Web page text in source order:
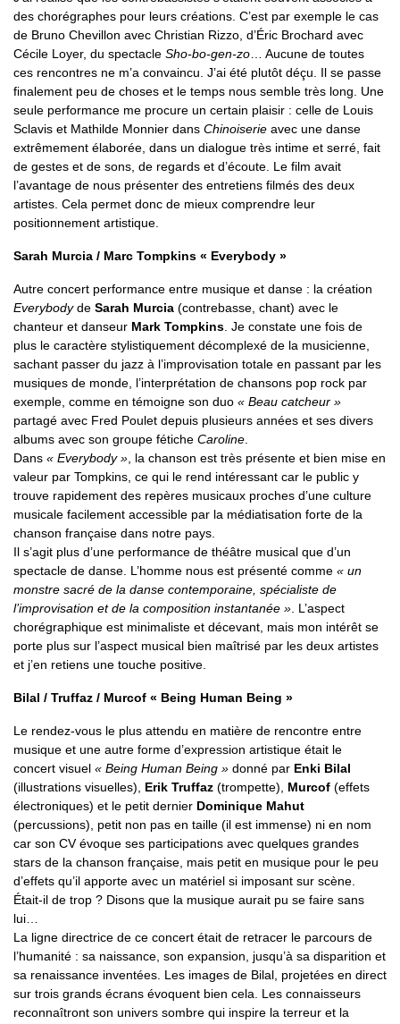
des chorégraphes pour leurs créations. C’est par exemple le cas
de Bruno Chevillon avec Christian Rizzo, d’Éric Brochard avec
Cécile Loyer, du spectacle Sho-bo-gen-zo … Aucune de toutes
ces rencontres ne m’a convaincu. J’ai été plutôt déçu. Il se passe
finalement peu de choses et le temps nous semble très long. Une
seule performance me procure un certain plaisir : celle de Louis
Sclavis et Mathilde Monnier dans Chinoiserie avec une danse
extrêmement élaborée, dans un dialogue très intime et serré, fait
de gestes et de sons, de regards et d’écoute. Le film avait
l’avantage de nous présenter des entretiens filmés des deux
artistes. Cela permet donc de mieux comprendre leur
positionnement artistique.
Sarah Murcia / Marc Tompkins « Everybody »
Autre concert performance entre musique et danse : la création
Everybodyde Sarah Murcia (contrebasse, chant) avec le
chanteur et danseur Mark Tompkins . Je constate une fois de
plus le caractère stylistiquement décomplexé de la musicienne,
sachant passer du jazz à l’improvisation totale en passant par les
musiques de monde, l’interprétation de chansons pop rock par
exemple, comme en témoigne son duo « Beau catcheur »
partagé avec Fred Poulet depuis plusieurs années et ses divers
albums avec son groupe fétiche Caroline
Dans « Everybody » , la chanson est très présente et bien mise en
valeur par Tompkins, ce qui le rend intéressant car le public y
trouve rapidement des repères musicaux proches d’une culture
musicale facilement accessible par la médiatisation forte de la
chanson française dans notre pays.
Il s’agit plus d’une performance de théâtre musical que d’un
spectacle de danse. L’homme nous est présenté comme « un
monstre sacré de la danse contemporaine, spécialiste de
l’improvisation et de la composition instantanée » . L’aspect
chorégraphique est minimaliste et décevant, mais mon intérêt se
porte plus sur l’aspect musical bien maîtrisé par les deux artistes
et j’en retiens une touche positive.
Bilal / Truffaz / Murcof « Being Human Being »
Le rendez-vous le plus attendu en matière de rencontre entre
musique et une autre forme d’expression artistique était le
concert visuel « Being Human Being » donné par Enki Bilal
(illustrations visuelles), Erik Truffaz (trompette), Murcof (effets
électroniques) et le petit dernier Dominique Mahut
(percussions), petit non pas en taille (il est immense) ni en nom
car son CV évoque ses participations avec quelques grandes
stars de la chanson française, mais petit en musique pour le peu
d’effets qu’il apporte avec un matériel si imposant sur scène.
Était-il de trop ? Disons que la musique aurait pu se faire sans
lui…
La ligne directrice de ce concert était de retracer le parcours de
l’humanité : sa naissance, son expansion, jusqu’à sa disparition et
sa renaissance inventées. Les images de Bilal, projetées en direct
sur trois grands écrans évoquent bien cela. Les connaisseurs
reconnaîtront son univers sombre qui inspire la terreur et la